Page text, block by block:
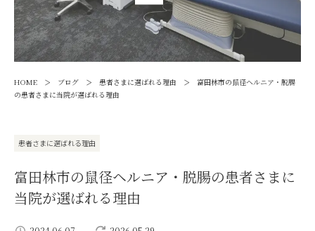
HOME > ブログ > 患者さまに選ばれる理由 >
富田林市の鼠径ヘルニア・脱腸
の患者さまに当院が選ばれる理由
患者さまに選ばれる理由
富田林市の鼠径ヘルニア・脱腸の患者さまに
当院が選ばれる理由